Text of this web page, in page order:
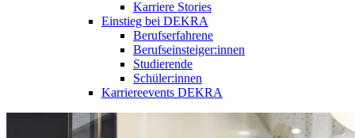
Karriere Stories
Einstieg bei DEKRA
Berufserfahrene
Berufseinsteiger:innen
Studierende
Schüler:innen
Karriereevents DEKRA